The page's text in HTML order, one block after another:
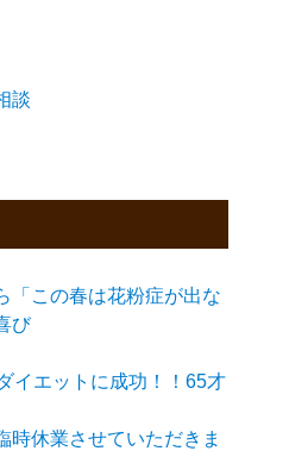
談
「この春は花粉症が出な
び
イエットに成功！！65才
時休業させていただきま